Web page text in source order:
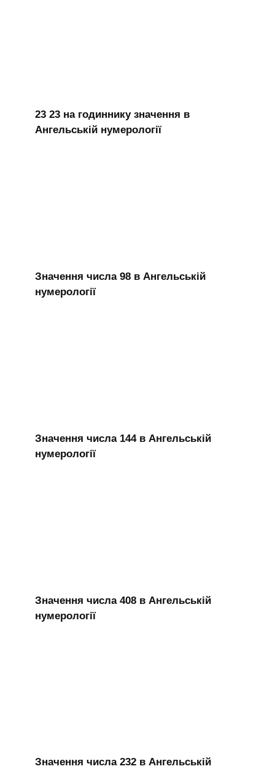
23 23 на годиннику значення в
Ангельській нумерології
Значення числа 98 в Ангельській
нумерології
Значення числа 144 в Ангельській
нумерології
Значення числа 408 в Ангельській
нумерології
Значення числа 232 в Ангельській